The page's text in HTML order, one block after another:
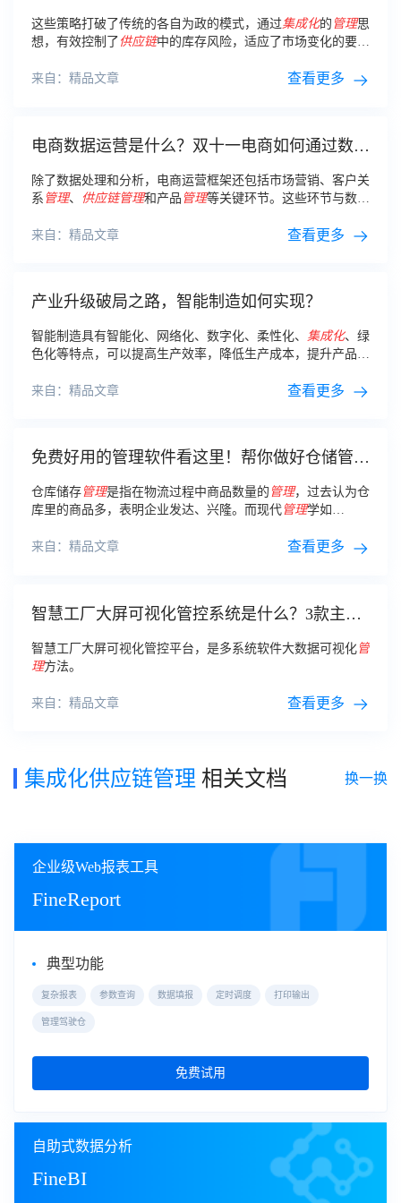
策略？
这些策略打破了传统的各自为政的模式，通过集成化的 管理思
想，有效控制了 供应链中的库存风险，适应了市场变化的要
来自：精品文章
查看更多
电商数据运营是什么？双十一电商如何通过数据
除了数据处理和分析，电商运营框架还包括市场营销、客户关
系 管理、 供应链管理和产品 管理等关键环节。这些环节与数据
来自：精品文章
查看更多
产业升级破局之路，智能制造如何实现？
智能制造具有智能化、网络化、数字化、柔性化、 集成化、绿
色化等特点，可以提高生产效率，降低生产成本，提升产品质
来自：精品文章
查看更多
免费好用的管理软件看这里！帮你做好仓储管
理！
仓库储存 管理是指在物流过程中商品数量的 管理，过去认为仓
库里的商品多，表明企业发达、兴隆。而现代 管理学如
管理 。
来自：精品文章 查看更多
智慧工厂大屏可视化管控系统是什么？3款主流
智慧工厂大屏可视化管控平台，是多系统软件大数据可视化 管
理方法。
来自：精品文章 查看更多
集成化供应链管理 相关文档 换一换
企业级Web报表工具
FineReport
典型功能
复杂报表 参数查询 数据填报 定时调度 打印输出
管理驾驶仓
免费试用
自助式数据分析
FineBI